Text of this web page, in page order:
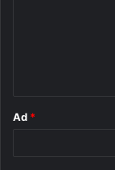
Ad *